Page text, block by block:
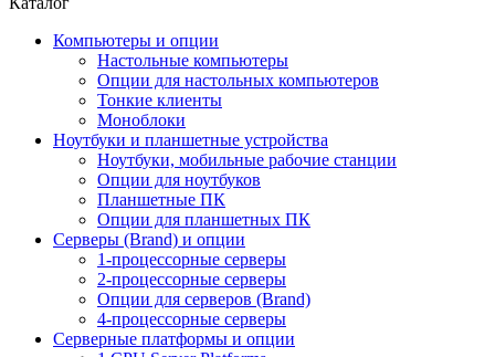
Компьютеры и опции
Настольные компьютеры
Опции для настольных компьютеров
Тонкие клиенты
Моноблоки
Ноутбуки и планшетные устройства
Ноутбуки, мобильные рабочие станции
Опции для ноутбуков
Планшетные ПК
Опции для планшетных ПК
Серверы (Brand) и опции
1-процессорные серверы
2-процессорные серверы
Опции для серверов (Brand)
4-процессорные серверы
Серверные платформы и опции